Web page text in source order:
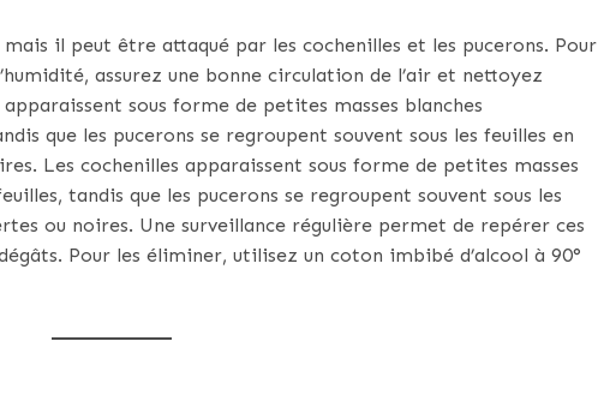
il peut être attaqué par les cochenilles et les pucerons. Pour
assurez une bonne circulation de l’air et nettoyez
sous forme de petites masses blanches
que les pucerons se regroupent souvent sous les feuilles en
Les cochenilles apparaissent sous forme de petites masses
tandis que les pucerons se regroupent souvent sous les
ou noires. Une surveillance régulière permet de repérer ces
Pour les éliminer, utilisez un coton imbibé d’alcool à 90°